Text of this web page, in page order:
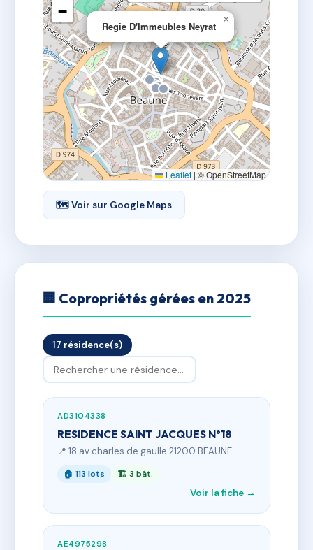
Regie D'Immeubles Neyrat
×
−
Leaflet | © OpenStreetMap
🗺 Voir sur Google Maps
🏢 Copropriétés gérées en 2025
17 résidence(s)
AD3104338
RESIDENCE SAINT JACQUES N°18
📍 18 av charles de gaulle 21200 BEAUNE
🏠 113 lots 🏗 3 bât.
Voir la fiche →
AE4975298